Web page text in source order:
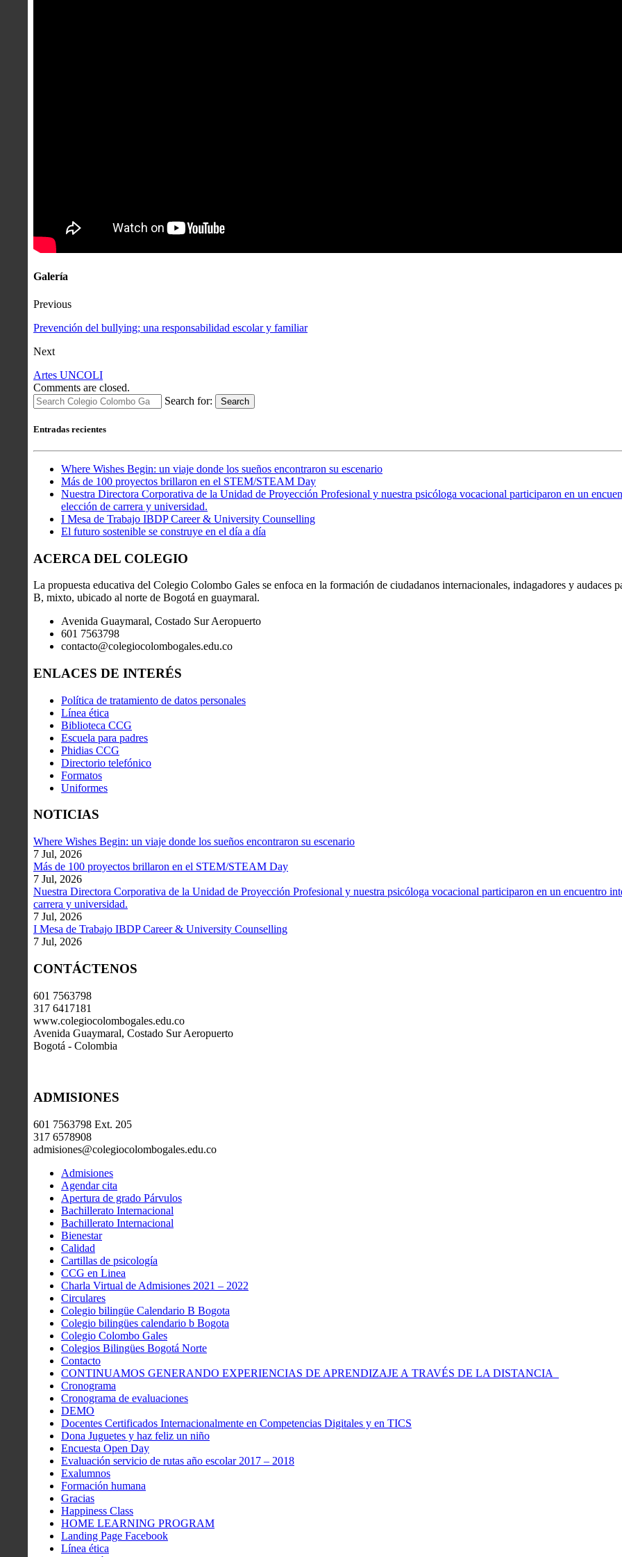
Galería
Previous
Prevención del bullying; una responsabilidad escolar y familiar
Next
Artes UNCOLI
Comments are closed.
Search for:
Search
Entradas recientes
Where Wishes Begin: un viaje donde los sueños encontraron su escenario
Más de 100 proyectos brillaron en el STEM/STEAM Day
Nuestra Directora Corporativa de la Unidad de Proyección Profesional y nuestra psicóloga vocacional participaron en un
elección de carrera y universidad.
I Mesa de Trabajo IBDP Career & University Counselling
El futuro sostenible se construye en el día a día
ACERCA DEL COLEGIO
La propuesta educativa del Colegio Colombo Gales se enfoca en la formación de ciudadanos internacionales, indagadores y
B, mixto, ubicado al norte de Bogotá en guaymaral.
Avenida Guaymaral, Costado Sur Aeropuerto
601 7563798
contacto@colegiocolombogales.edu.co
ENLACES DE INTERÉS
Política de tratamiento de datos personales
Línea ética
Biblioteca CCG
Escuela para padres
Phidias CCG
Directorio telefónico
Formatos
Uniformes
NOTICIAS
Where Wishes Begin: un viaje donde los sueños encontraron su escenario
7 Jul, 2026
Más de 100 proyectos brillaron en el STEM/STEAM Day
7 Jul, 2026
Nuestra Directora Corporativa de la Unidad de Proyección Profesional y nuestra psicóloga vocacional participaron en un encuentro
carrera y universidad.
7 Jul, 2026
I Mesa de Trabajo IBDP Career & University Counselling
7 Jul, 2026
CONTÁCTENOS
601 7563798
317 6417181
www.colegiocolombogales.edu.co
Avenida Guaymaral, Costado Sur Aeropuerto
Bogotá - Colombia
ADMISIONES
601 7563798 Ext. 205
317 6578908
admisiones@colegiocolombogales.edu.co
Admisiones
Agendar cita
Apertura de grado Párvulos
Bachillerato Internacional
Bachillerato Internacional
Bienestar
Calidad
Cartillas de psicología
CCG en Linea
Charla Virtual de Admisiones 2021 – 2022
Circulares
Colegio bilingüe Calendario B Bogota
Colegio bilingües calendario b Bogota
Colegio Colombo Gales
Colegios Bilingües Bogotá Norte
Contacto
CONTINUAMOS GENERANDO EXPERIENCIAS DE APRENDIZAJE A TRAVÉS DE LA DISTANCIA
Cronograma
Cronograma de evaluaciones
DEMO
Docentes Certificados Internacionalmente en Competencias Digitales y en TICS
Dona Juguetes y haz feliz un niño
Encuesta Open Day
Evaluación servicio de rutas año escolar 2017 – 2018
Exalumnos
Formación humana
Gracias
Happiness Class
HOME LEARNING PROGRAM
Landing Page Facebook
Línea ética